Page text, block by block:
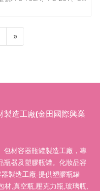
»
製造工廠(金田國際興業
包材容器瓶罐製造工廠，專
瓶器及塑膠瓶罐。化妝品容
製造工廠-提供塑膠瓶罐
材,真空瓶,壓克力瓶,玻璃瓶,